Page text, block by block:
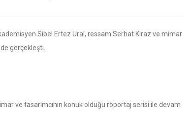
Sibel Ertez Ural, ressam Serhat Kiraz ve mimar
gerçekleşti.
ve tasarımcının konuk olduğu röportaj serisi ile devam